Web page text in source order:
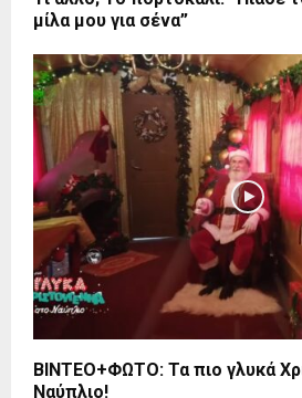
μίλα μου για σένα”
BINTEO+ΦΩΤΟ: Τα πιο γλυκά
Ναύπλιο!